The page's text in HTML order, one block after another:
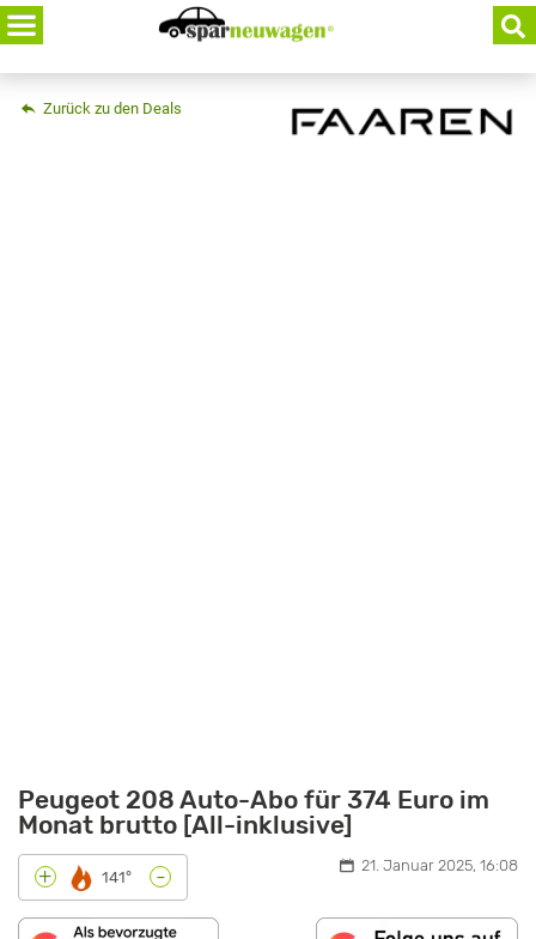
Skip
to
content
Zurück zu den Deals
Peugeot 208 Auto-Abo für 374 Euro im
Monat brutto [All-inklusive]
+ 141° - 21. Januar 2025, 16:08